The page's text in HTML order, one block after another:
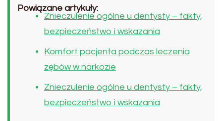
Powiązane artykuły:
Znieczulenie ogólne u dentysty – fakty,
bezpieczeństwo i wskazania
Komfort pacjenta podczas leczenia
zębów w narkozie
Znieczulenie ogólne u dentysty – fakty,
bezpieczeństwo i wskazania